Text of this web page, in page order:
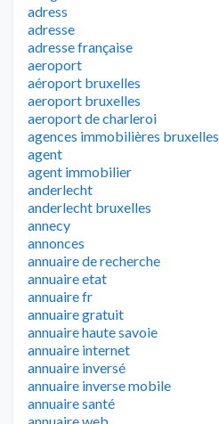
adress
adresse
adresse française
aeroport
aéroport bruxelles
aeroport bruxelles
aeroport de charleroi
agences immobilières bruxelles
agent
agent immobilier
anderlecht
anderlecht bruxelles
annecy
annonces
annuaire de recherche
annuaire etat
annuaire fr
annuaire gratuit
annuaire haute savoie
annuaire internet
annuaire inversé
annuaire inverse mobile
annuaire santé